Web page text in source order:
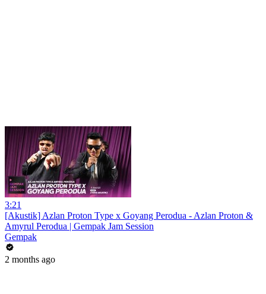
3:21
[Akustik] Azlan Proton Type x Goyang Perodua - Azlan Proton &
Amyrul Perodua | Gempak Jam Session
Gempak
2 months ago